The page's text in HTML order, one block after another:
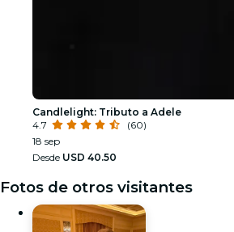
Candlelight: Tributo a Adele
4.7
(60)
18 sep
Desde USD 40.50
Fotos de otros visitantes